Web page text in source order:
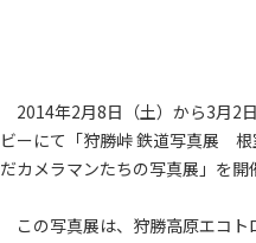
2014年2月8日（土）から3月2
ビーにて「狩勝峠 鉄道写真展
だカメラマンたちの写真展」を開
この写真展は、狩勝高原エコト